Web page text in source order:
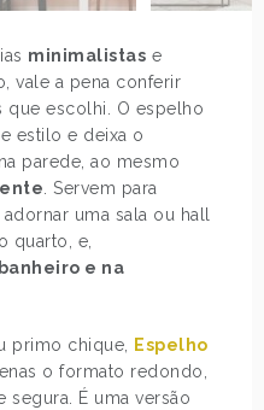
minimalistas e
vale a pena conferir
que escolhi. O espelho
estilo e deixa o
parede, ao mesmo
. Servem para
uma sala ou hall
quarto, e,
banheiro e na
primo chique,
Espelho
o formato redondo,
É uma versão